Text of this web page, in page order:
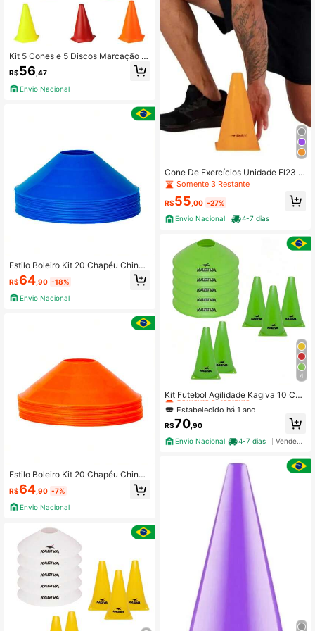
Kit 5 Cones e 5 Discos Marcação P
VC 24cm Esporte Funcional
R$56 ,47
Envio Nacional
Estilo Boleiro Kit 20 Chapéu Chinês
Cor Azul Cone Demarcatório Treino
Funcional
R$64 ,90 -18%
Envio Nacional
Estilo Boleiro Kit 20 Chapéu Chinês
Cor Laranja Cone Demarcatório Tre
ino Funcional
R$64 ,90 -7%
Envio Nacional
Cone De Exercícios Unidade Fl23 H
idrolight - Agilidade - Coordenação
Motora - Treinamentos - Atletismo
Somente 3 Restante
R$55 ,00 -27%
Envio Nacional
4-7 dias
4
Kit Futebol Agilidade Kagiva 10 Con
es – Chapéu + Tartaruga
Estabelecido há 1 ano
Somente 5 Restante
Estabelecido há 1 ano
Somente 5 Restante
Estabelecido há 1 ano
Somente 5 Restante
Estabelecido há 1 ano
Somente 5 Restante
R$70 ,90
Envio Nacional
4-7 dias